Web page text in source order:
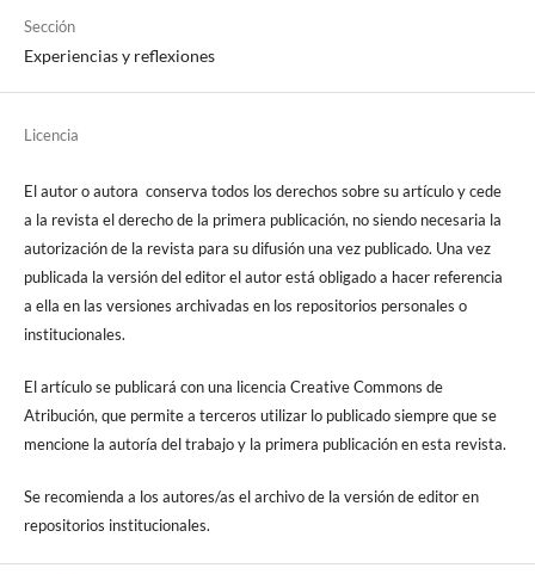
Sección
Experiencias y reflexiones
Licencia
El autor o autora conserva todos los derechos sobre su artículo y cede
a la revista el derecho de la primera publicación, no siendo necesaria la
autorización de la revista para su difusión una vez publicado. Una vez
publicada la versión del editor el autor está obligado a hacer referencia
a ella en las versiones archivadas en los repositorios personales o
institucionales.
El artículo se publicará con una licencia Creative Commons de
Atribución, que permite a terceros utilizar lo publicado siempre que se
mencione la autoría del trabajo y la primera publicación en esta revista.
Se recomienda a los autores/as el archivo de la versión de editor en
repositorios institucionales.